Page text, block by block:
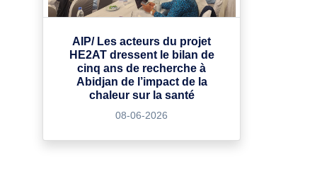
AIP/ Les acteurs du projet
HE2AT dressent le bilan de
cinq ans de recherche à
Abidjan de l’impact de la
chaleur sur la santé
08-06-2026